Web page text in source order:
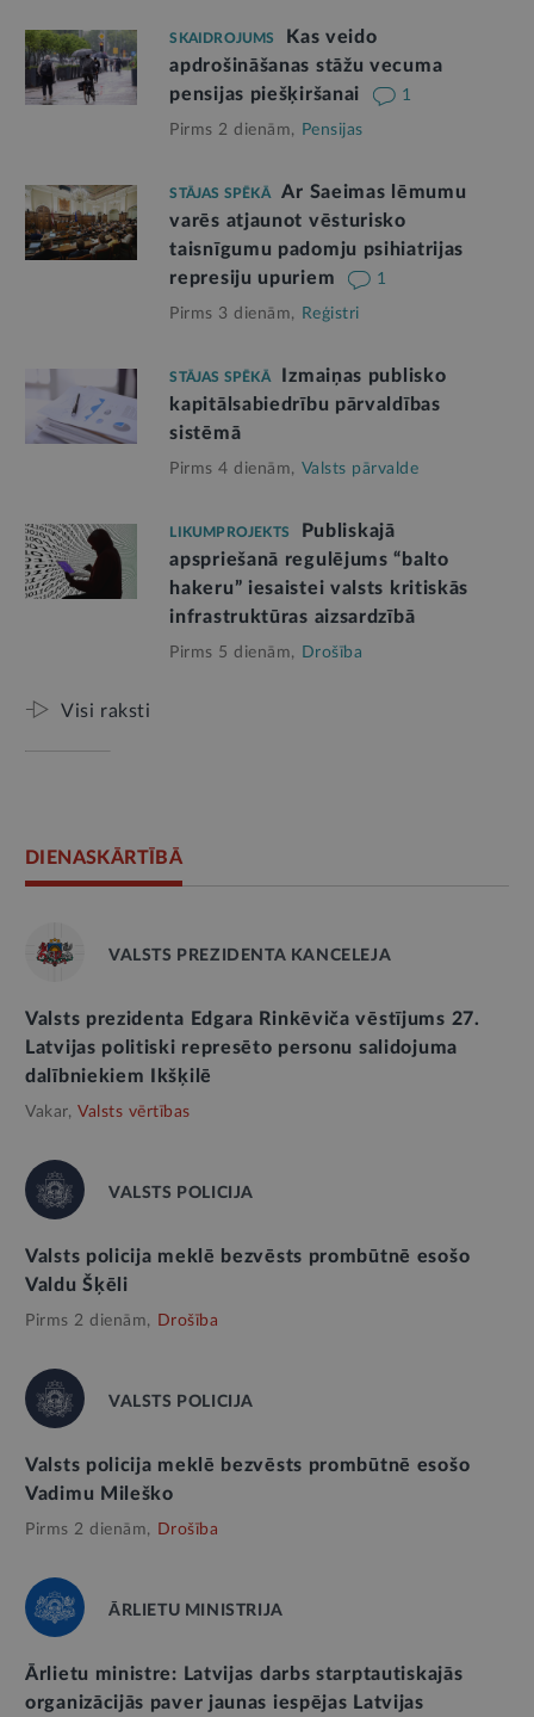
SKAIDROJUMS
Kas veido
apdrošināšanas stāžu vecuma
pensijas piešķiršanai
1
Pirms 2 dienām, Pensijas
STĀJAS SPĒKĀ
Ar Saeimas lēmumu
varēs atjaunot vēsturisko
taisnīgumu padomju psihiatrijas
represiju upuriem
1
Pirms 3 dienām, Reģistri
STĀJAS SPĒKĀ
Izmaiņas publisko
kapitālsabiedrību pārvaldības
sistēmā
Pirms 4 dienām, Valsts pārvalde
LIKUMPROJEKTS
Publiskajā
apspriešanā regulējums “balto
hakeru” iesaistei valsts kritiskās
infrastruktūras aizsardzībā
Pirms 5 dienām, Drošība
Visi raksti
DIENASKĀRTĪBĀ
VALSTS PREZIDENTA KANCELEJA
Valsts prezidenta Edgara Rinkēviča vēstījums 27.
Latvijas politiski represēto personu salidojuma
dalībniekiem Ikšķilē
Vakar, Valsts vērtības
VALSTS POLICIJA
Valsts policija meklē bezvēsts prombūtnē esošo
Valdu Šķēli
Pirms 2 dienām, Drošība
VALSTS POLICIJA
Valsts policija meklē bezvēsts prombūtnē esošo
Vadimu Mileško
Pirms 2 dienām, Drošība
ĀRLIETU MINISTRIJA
Ārlietu ministre: Latvijas darbs starptautiskajās
organizācijās paver jaunas iespējas Latvijas